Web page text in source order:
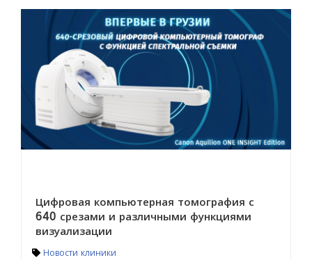
Цифровая компьютерная томография с
640 срезами и различными функциями
визуализации
Новости клиники